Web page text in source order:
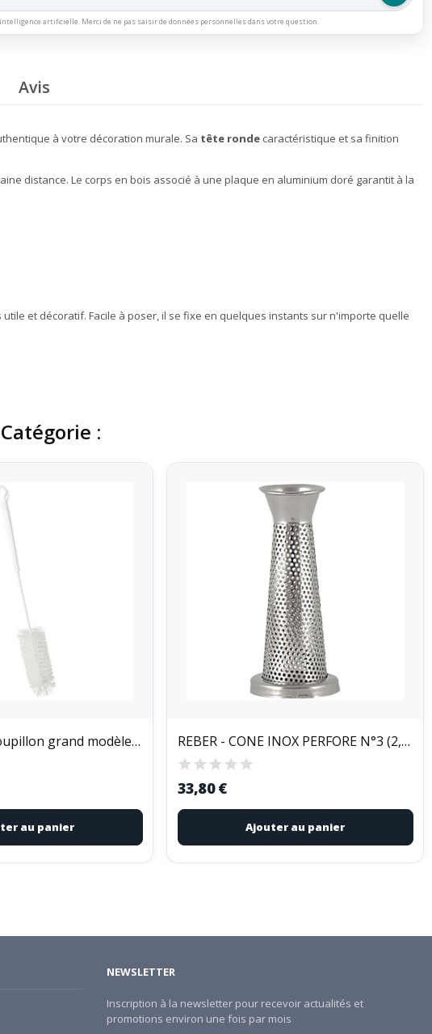
artificielle. Merci de ne pas saisir de données personnelles dans votre question.
Avis
à votre décoration murale. Sa tête ronde caractéristique et sa finition
distance. Le corps en bois associé à une plaque en aluminium doré garantit à la
et décoratif. Facile à poser, il se fixe en quelques instants sur n'importe quelle
:
METALTEX - Goupillon grand modèle pour bouteille
au panier
REBER - CONE INOX PERFORE N°3 (2,5 mm)
33,80 €
Ajouter au panier
NEWSLETTER
Inscription à la newsletter pour recevoir actualités et
promotions environ une fois par mois